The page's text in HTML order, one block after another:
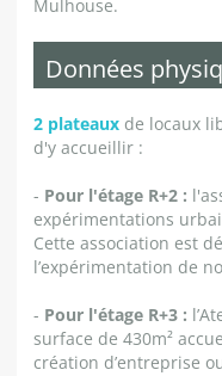
Mulhouse.
Données
2 plateaux de locaux
d'y accueillir :
- Pour l'étage R+2 :
expérimentations
Cette association est
l’expérimentation de
- Pour l'étage R+3 :
surface de 430m²
création d’entreprise